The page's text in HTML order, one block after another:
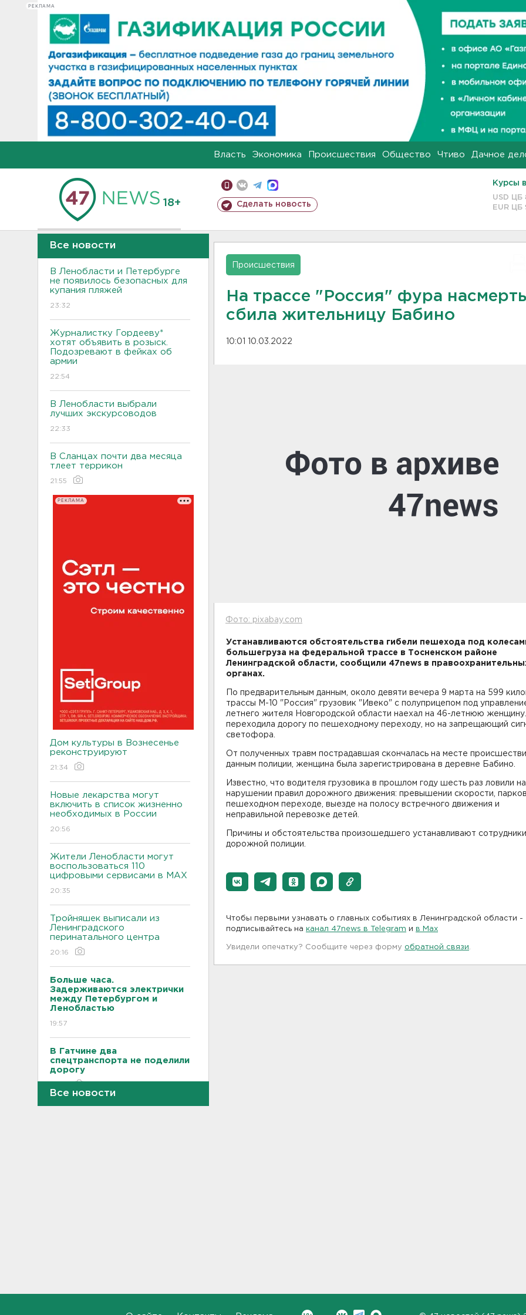
РЕКЛАМА
Власть Экономика Происшествия Общество Чтиво Дачное
18+ Сделать новость
Курсы
USD ЦБ
EUR ЦБ
Все новости
В Ленобласти и Петербурге
не появилось безопасных для
купания пляжей
23:32
Журналистку Гордееву*
хотят объявить в розыск.
Подозревают в фейках об
армии
22:54
В Ленобласти выбрали
лучших экскурсоводов
22:33
В Сланцах почти два месяца
тлеет террикон
21:55
РЕКЛАМА
Дом культуры в Вознесенье
реконструируют
21:34
Новые лекарства могут
включить в список жизненно
необходимых в России
20:56
Жители Ленобласти могут
воспользоваться 110
цифровыми сервисами в МАХ
20:35
Тройняшек выписали из
Ленинградского
перинатального центра
20:16
Больше часа.
Задерживаются электрички
между Петербургом и
Ленобластью
19:57
В Гатчине два
спецтранспорта не поделили
дорогу
Все новости
Происшествия
На трассе "Россия" фура насмерть
сбила жительницу Бабино
10:01 10.03.2022
Фото: pixabay.com
Устанавливаются обстоятельства гибели пешехода под
большегруза на федеральной трассе в Тосненском районе
Ленинградской области, сообщили 47news в
органах.
По предварительным данным, около девяти вечера 9 марта на 599
трассы М-10 "Россия" грузовик "Ивеко" с полуприцепом под
летнего жителя Новгородской области наехал на 46-летнюю
переходила дорогу по пешеходному переходу, но на запрещающий
светофора.
От полученных травм пострадавшая скончалась на месте
данным полиции, женщина была зарегистрирована в деревне Бабино.
Известно, что водителя грузовика в прошлом году шесть раз ловили на
нарушении правил дорожного движения: превышении скорости,
пешеходном переходе, выезде на полосу встречного движения и
неправильной перевозке детей.
Причины и обстоятельства произошедшего устанавливают сотрудники
дорожной полиции.
Чтобы первыми узнавать о главных событиях в Ленинградской области -
подписывайтесь на канал 47news в Telegram и в Maх
Увидели опечатку? Сообщите через форму обратной связи